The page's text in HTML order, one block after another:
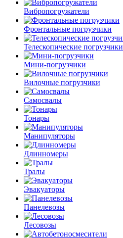
Вибро­погружатели
Фронтальные погрузчики
Телескопические погрузчики
Мини-погрузчики
Вилочные погрузчики
Самосвалы
Тонары
Манипуляторы
Длинномеры
Тралы
Эвакуаторы
Панелевозы
Лесовозы